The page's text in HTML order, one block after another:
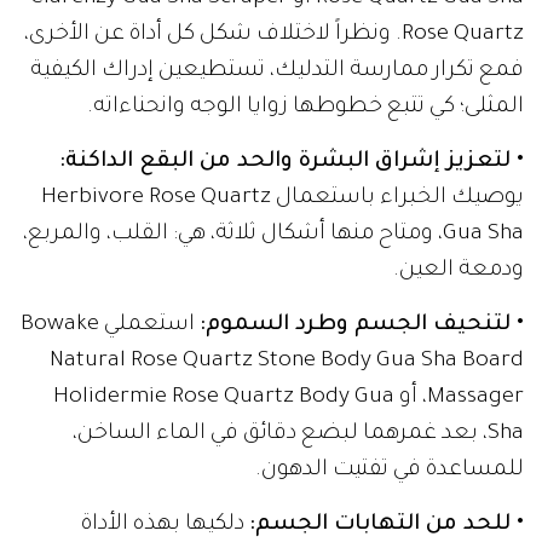
Rose Quartz. ونظراً لاختلاف شكل كل أداة عن الأخرى،
فمع تكرار ممارسة التدليك، تستطيعين إدراك الكيفية
المثلى؛ كي تتبع خطوطها زوايا الوجه وانحناءاته.
• لتعزيز إشراق البشرة والحد من البقع الداكنة:
يوصيك الخبراء باستعمال Herbivore Rose Quartz
Gua Sha، ومتاح منها أشكال ثلاثة، هي: القلب، والمربع،
ودمعة العين.
• لتنحيف الجسم وطرد السموم:
استعملي Bowake
Natural Rose Quartz Stone Body Gua Sha Board
Massager، أو Holidermie Rose Quartz Body Gua
Sha، بعد غمرهما لبضع دقائق في الماء الساخن،
للمساعدة في تفتيت الدهون.
• للحد من التهابات الجسم: دلكيها بهذه الأداة